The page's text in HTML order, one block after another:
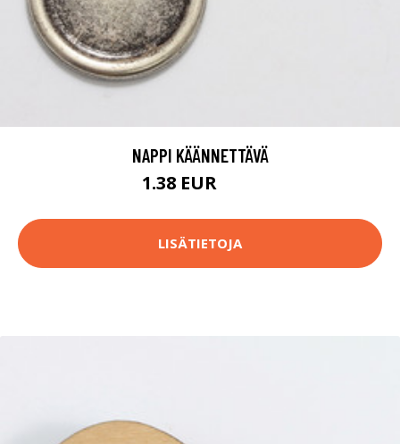
NAPPI KÄÄNNETTÄVÄ
1.38 EUR
LISÄTIETOJA